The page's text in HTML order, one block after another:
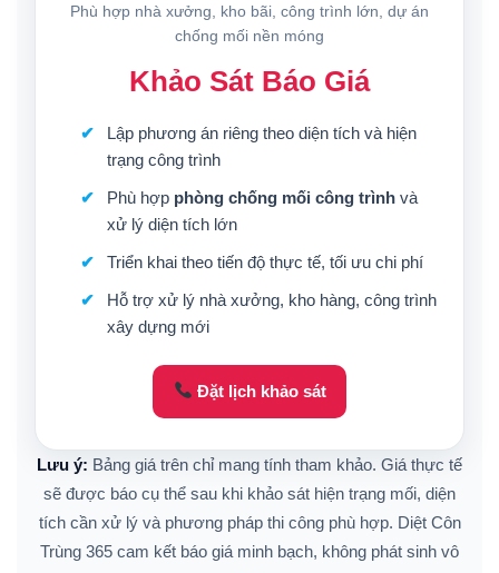
Phù hợp nhà xưởng, kho bãi, công trình lớn, dự án
chống mối nền móng
Khảo Sát Báo Giá
Lập phương án riêng theo diện tích và hiện
trạng công trình
Phù hợp phòng chống mối công trìnhvà
xử lý diện tích lớn
Triển khai theo tiến độ thực tế, tối ưu chi phí
Hỗ trợ xử lý nhà xưởng, kho hàng, công trình
xây dựng mới
Đặt lịch khảo sát
Lưu ý: Bảng giá trên chỉ mang tính tham khảo. Giá thực tế
sẽ được báo cụ thể sau khi khảo sát hiện trạng mối, diện
tích cần xử lý và phương pháp thi công phù hợp. Diệt Côn
Trùng 365 cam kết báo giá minh bạch, không phát sinh vô